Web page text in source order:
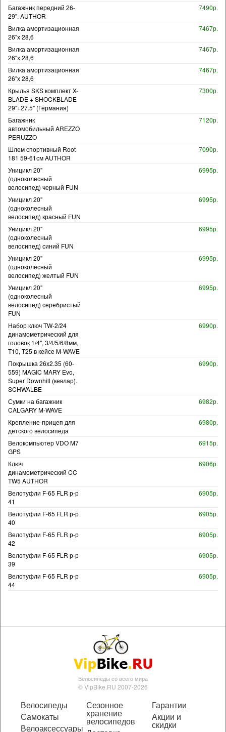
Багажник передний 26-
29". AUTHOR
7490р.
Вилка амортизационная
26"х 28,6
7467р.
Вилка амортизационная
26"х 28,6
7467р.
Вилка амортизационная
26"х 28,6
7467р.
Крылья SKS комплект X-
BLADE + SHOCKBLADE
29"+27.5" (Германия)
7300р.
Багажник
автомобильный AREZZO
PERUZZO
7120р.
Шлем спортивный Root
181 59-61см AUTHOR
7090р.
Уницикл 20"
(одноколесный
велосипед) черный FUN
6995р.
Уницикл 20"
(одноколесный
велосипед) красный FUN
6995р.
Уницикл 20"
(одноколесный
велосипед) синий FUN
6995р.
Уницикл 20"
(одноколесный
велосипед) желтый FUN
6995р.
Уницикл 20"
(одноколесный
велосипед) серебристый
FUN
6995р.
Набор ключ TW-2/24
динамометрический для
головок 1/4", 3/4/5/6/8мм,
T10, T25 в кейсе M-WAVE
6990р.
Покрышка 26x2.35 (60-
559) MAGIC MARY Evo,
Super Downhill (кевлар).
SCHWALBE
6990р.
Сумки на багажник
CALGARY M-WAVE
6982р.
Крепление-прицеп для
детского велосипеда
6980р.
Велокомпьютер VDO M7
GPS
6915р.
Ключ
динамометрический CC
TW5 AUTHOR
6906р.
Велотуфли F-65 FLR р-р
41
6905р.
Велотуфли F-65 FLR р-р
40
6905р.
Велотуфли F-65 FLR р-р
42
6905р.
Велотуфли F-65 FLR р-р
39
6905р.
Велотуфли F-65 FLR р-р
44
6905р.
Велосипеды со всего мира
© VipBike.RU 2007-2026
Велосипеды
Самокаты
Велоаксессуары
Сезонное
хранение
велосипедов
Гарантии
Акции и
скидки